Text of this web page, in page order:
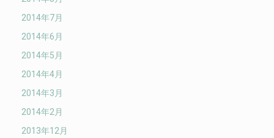
2014年7月
2014年6月
2014年5月
2014年4月
2014年3月
2014年2月
2013年12月